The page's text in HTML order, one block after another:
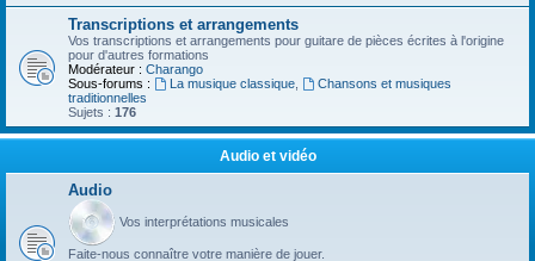
Transcriptions et arrangements
Vos transcriptions et arrangements pour guitare de pièces écrites à l'origine
pour d'autres formations
Modérateur : Charango
Sous-forums :
La musique classique,
Chansons et musiques
traditionnelles
Sujets : 176
Audio et vidéo
Audio
Vos interprétations musicales
Faite-nous connaître votre manière de jouer.